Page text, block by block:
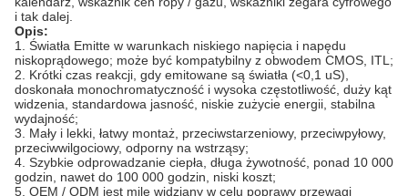
i tak dalej.
Opis:
1. Światła Emitte w warunkach niskiego napięcia i napędu
niskoprądowego; może być kompatybilny z obwodem CMOS, ITL;
2. Krótki czas reakcji, gdy emitowane są światła (<0,1 uS),
doskonała monochromatyczność i wysoka częstotliwość, duży kąt
widzenia, standardowa jasność, niskie zużycie energii, stabilna
wydajność;
3. Mały i lekki, łatwy montaż, przeciwstarzeniowy, przeciwpyłowy,
przeciwwilgociowy, odporny na wstrząsy;
4. Szybkie odprowadzanie ciepła, długa żywotność, ponad 10 000
godzin, nawet do 100 000 godzin, niski koszt;
5. OEM / ODM jest mile widziany w celu poprawy przewagi